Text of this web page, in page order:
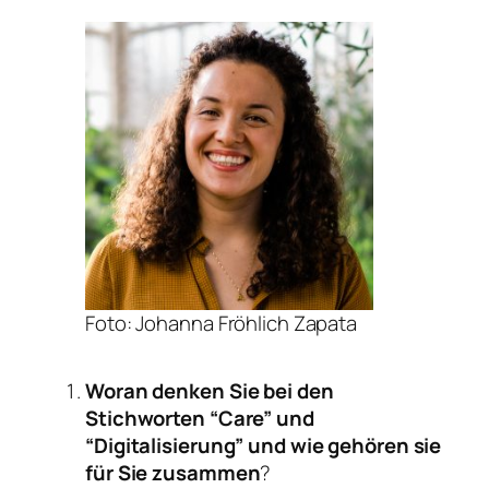
Foto: Johanna Fröhlich Zapata
Woran denken Sie bei den
Stichworten “Care” und
“Digitalisierung” und wie gehören sie
für Sie zusammen?